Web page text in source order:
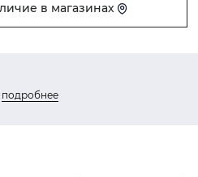
в магазинах
подробнее